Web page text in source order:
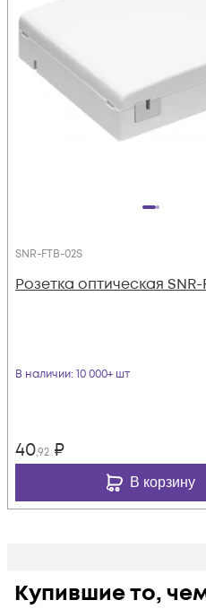
SNR-FTB-02S
Розетка оптическая SNR-
В наличии: 10 000+ шт
40,92 ₽
В корзину
Купившие то,